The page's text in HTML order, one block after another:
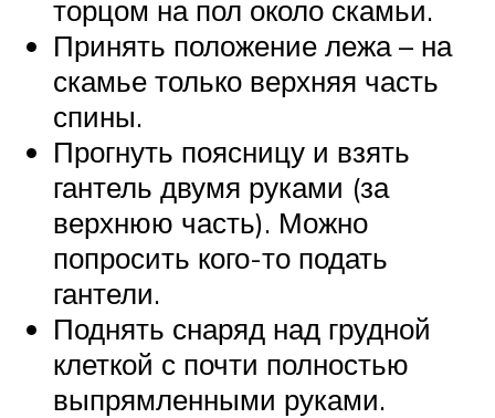
торцом на пол около скамьи.
Принять положение лежа – на
скамье только верхняя часть
спины.
Прогнуть поясницу и взять
гантель двумя руками (за
верхнюю часть). Можно
попросить кого-то подать
гантели.
Поднять снаряд над грудной
клеткой с почти полностью
выпрямленными руками.